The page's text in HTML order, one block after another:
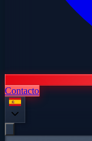
Contacto